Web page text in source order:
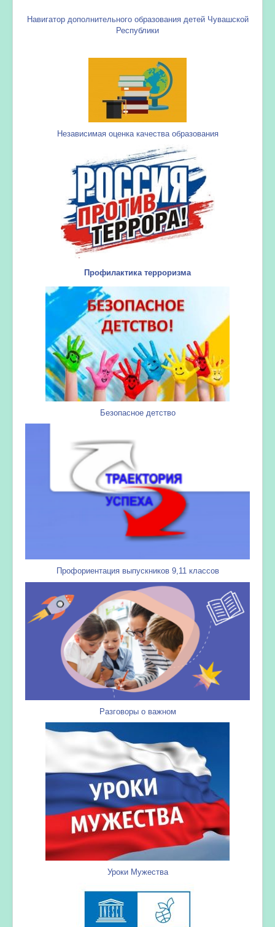
Навигатор дополнительного образования детей Чувашской
Республики
Независимая оценка качества образования
Профилактика терроризма
Безопасное детство
Профориентация выпускников 9,11 классов
Разговоры о важном
Уроки Мужества